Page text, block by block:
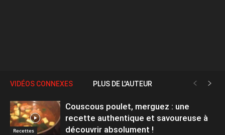
VIDÉOS CONNEXES PLUS DE L'AUTEUR
Recettes
Couscous poulet, merguez : une
recette authentique et savoureuse à
découvrir absolument !